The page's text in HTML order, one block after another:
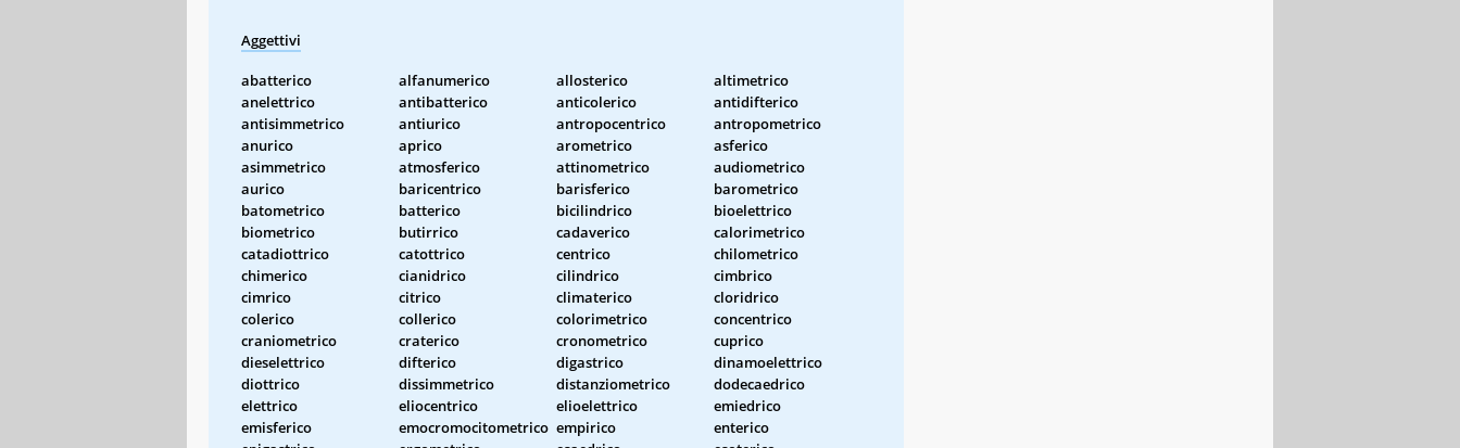
Aggettivi
abatterico alfanumerico allosterico
altimetrico
anelettrico
antibatterico anticolerico
antidifterico
antisimmetrico
antiurico antropocentrico
antropometrico
anurico
aprico arometrico
asferico
asimmetrico
atmosferico attinometrico
audiometrico
aurico
baricentrico barisferico
barometrico
batometrico
batterico bicilindrico
bioelettrico
biometrico
butirrico cadaverico
calorimetrico
catadiottrico
catottrico centrico
chilometrico
chimerico
cianidrico cilindrico
cimbrico
cimrico
citrico climaterico
cloridrico
colerico
collerico colorimetrico
concentrico
craniometrico
craterico cronometrico
cuprico
dieselettrico
difterico digastrico
dinamoelettrico
diottrico
dissimmetrico distanziometrico
dodecaedrico
elettrico
eliocentrico elioelettrico
emiedrico
emisferico
emocromocitometrico empirico
enterico